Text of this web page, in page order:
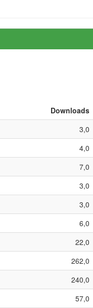
Downloads
3,0
4,0
7,0
3,0
3,0
6,0
22,0
262,0
240,0
57,0